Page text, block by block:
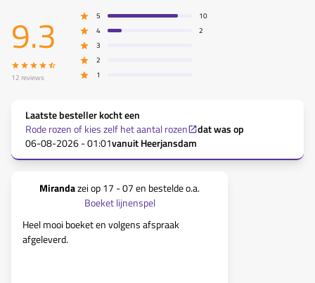
9.3
12 reviews
5
10
4
2
3
2
1
Laatste besteller kocht een
Rode rozen of kies zelf het aantal rozen
dat was op
06-08-2026 - 01:01vanuitHeerjansdam
Mirandazei op17 - 07en bestelde o.a.
Boeket lijnenspel
Heel mooi boeket en volgens afspraak
afgeleverd.